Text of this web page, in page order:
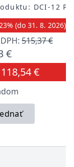
DCI-12
(do 31. 8. 2026)
515,37 €
€
118,54 €